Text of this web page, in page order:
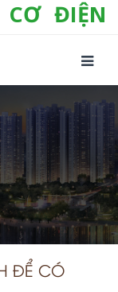
CƠ ĐIỆN
M&E
Văn Thụ, Q.
Fax: +(84-24) 3 632 1297
www.megroup.vn
ĐỂ CÓ